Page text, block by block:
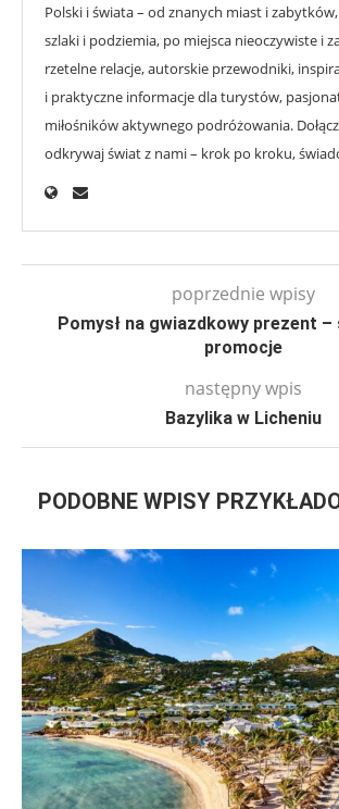
Polski i świata – od znanych miast i
szlaki i podziemia, po miejsca nieoczywiste i
rzetelne relacje, autorskie przewodniki,
i praktyczne informacje dla turystów,
miłośników aktywnego podróżowania.
odkrywaj świat z nami – krok po kroku,
poprzednie wpisy
Pomysł na gwiazdkowy prezent
promocje
następny wpis
Bazylika w Licheniu
PODOBNE WPISY